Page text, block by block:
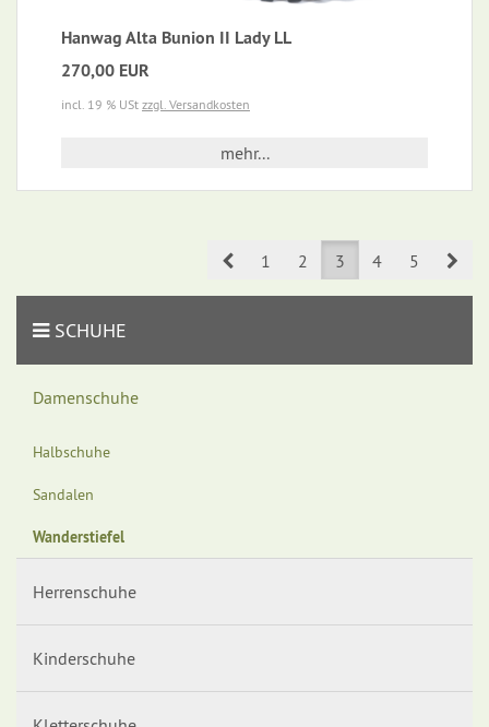
Hanwag Alta Bunion II Lady LL
270,00 EUR
incl. 19 % USt zzgl. Versandkosten
mehr...
Prev1 2 3 4 5
SCHUHE
Damenschuhe
Halbschuhe
Sandalen
Wanderstiefel
Herrenschuhe
Kinderschuhe